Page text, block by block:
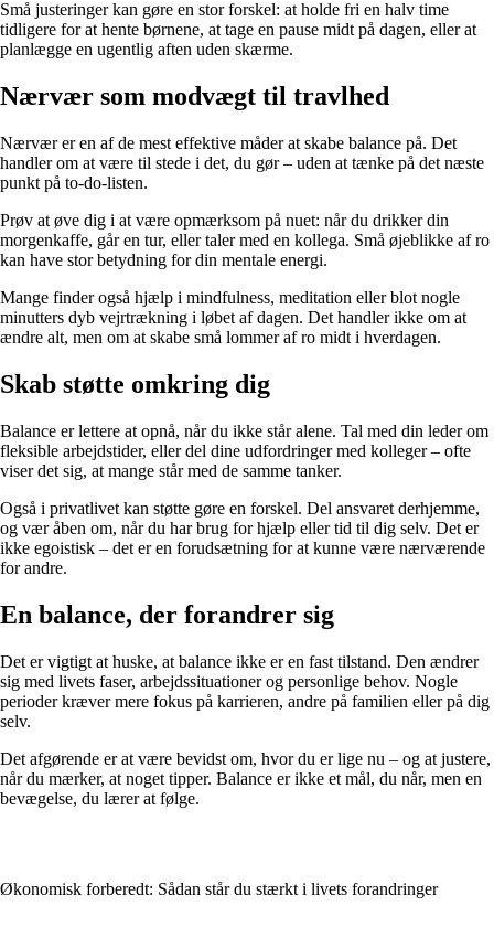
Små justeringer kan gøre en stor forskel: at holde fri en halv time
tidligere for at hente børnene, at tage en pause midt på dagen, eller at
planlægge en ugentlig aften uden skærme.
Nærvær som modvægt til travlhed
Nærvær er en af de mest effektive måder at skabe balance på. Det
handler om at være til stede i det, du gør – uden at tænke på det næste
punkt på to-do-listen.
Prøv at øve dig i at være opmærksom på nuet: når du drikker din
morgenkaffe, går en tur, eller taler med en kollega. Små øjeblikke af ro
kan have stor betydning for din mentale energi.
Mange finder også hjælp i mindfulness, meditation eller blot nogle
minutters dyb vejrtrækning i løbet af dagen. Det handler ikke om at
ændre alt, men om at skabe små lommer af ro midt i hverdagen.
Skab støtte omkring dig
Balance er lettere at opnå, når du ikke står alene. Tal med din leder om
fleksible arbejdstider, eller del dine udfordringer med kolleger – ofte
viser det sig, at mange står med de samme tanker.
Også i privatlivet kan støtte gøre en forskel. Del ansvaret derhjemme,
og vær åben om, når du har brug for hjælp eller tid til dig selv. Det er
ikke egoistisk – det er en forudsætning for at kunne være nærværende
for andre.
En balance, der forandrer sig
Det er vigtigt at huske, at balance ikke er en fast tilstand. Den ændrer
sig med livets faser, arbejdssituationer og personlige behov. Nogle
perioder kræver mere fokus på karrieren, andre på familien eller på dig
selv.
Det afgørende er at være bevidst om, hvor du er lige nu – og at justere,
når du mærker, at noget tipper. Balance er ikke et mål, du når, men en
bevægelse, du lærer at følge.
Økonomisk forberedt: Sådan står du stærkt i livets forandringer